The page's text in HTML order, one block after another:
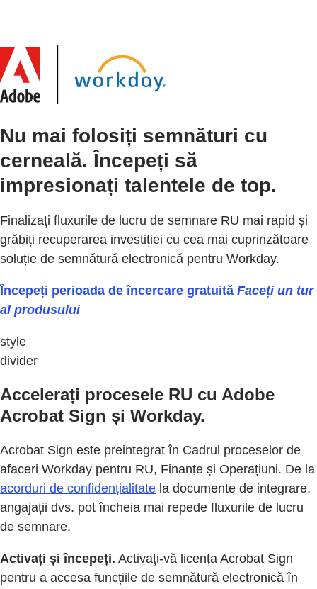
Nu mai folosiți semnături cu
cerneală. Începeți să
impresionați talentele de top.
Finalizați fluxurile de lucru de semnare RU mai rapid și
grăbiți recuperarea investiției cu cea mai cuprinzătoare
soluție de semnătură electronică pentru Workday.
Începeți perioada de încercare gratuită Faceți un tur
al produsului
style
divider
Accelerați procesele RU cu Adobe
Acrobat Sign și Workday.
Acrobat Sign este preintegrat în Cadrul proceselor de
afaceri Workday pentru RU, Finanțe și Operațiuni. De la
acorduri de confidențialitate la documente de integrare,
angajații dvs. pot încheia mai repede fluxurile de lucru
de semnare.
Activați și începeți. Activați-vă licența Acrobat Sign
pentru a accesa funcțiile de semnătură electronică în